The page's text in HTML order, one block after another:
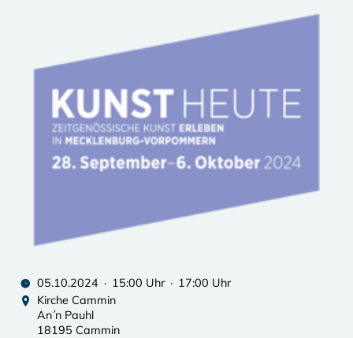
05.10.2024 · 15:00 Uhr · 17:00 Uhr
Kirche Cammin
An´n Pauhl
18195 Cammin